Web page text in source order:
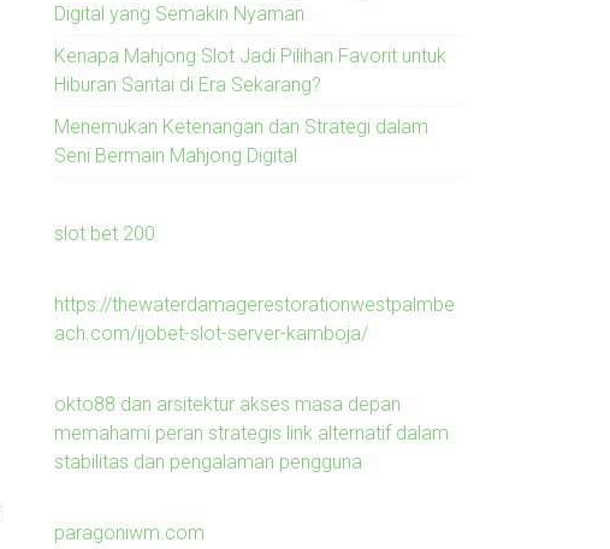
Digital yang Semakin Nyaman
Kenapa Mahjong Slot Jadi Pilihan Favorit untuk
Hiburan Santai di Era Sekarang?
Menemukan Ketenangan dan Strategi dalam
Seni Bermain Mahjong Digital
slot bet 200
https://thewaterdamagerestorationwestpalmbe
ach.com/ijobet-slot-server-kamboja/
okto88 dan arsitektur akses masa depan
memahami peran strategis link alternatif dalam
stabilitas dan pengalaman pengguna
paragoniwm.com